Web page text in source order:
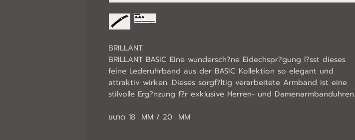
BRILLANT
BRILLANT BASIC Eine wundersch?ne Eidechspr?gung l?sst dieses
feine Lederuhrband aus der BASIC Kollektion so elegant und
attraktiv wirken. Dieses sorgf?ltig verarbeitete Armband ist eine
ขนาด 18  MM / 20  MM